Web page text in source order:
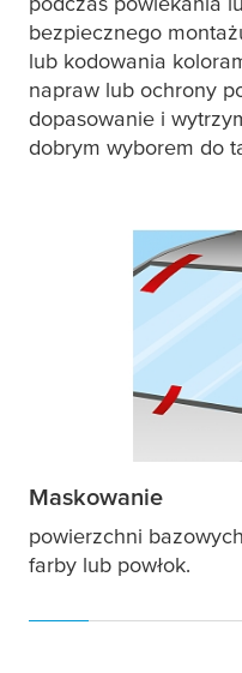
bezpiecznego
lub kodowania
napraw lub ochrony
dopasowanie i
dobrym wyborem do
Maskowanie
powierzchni
farby lub powłok.